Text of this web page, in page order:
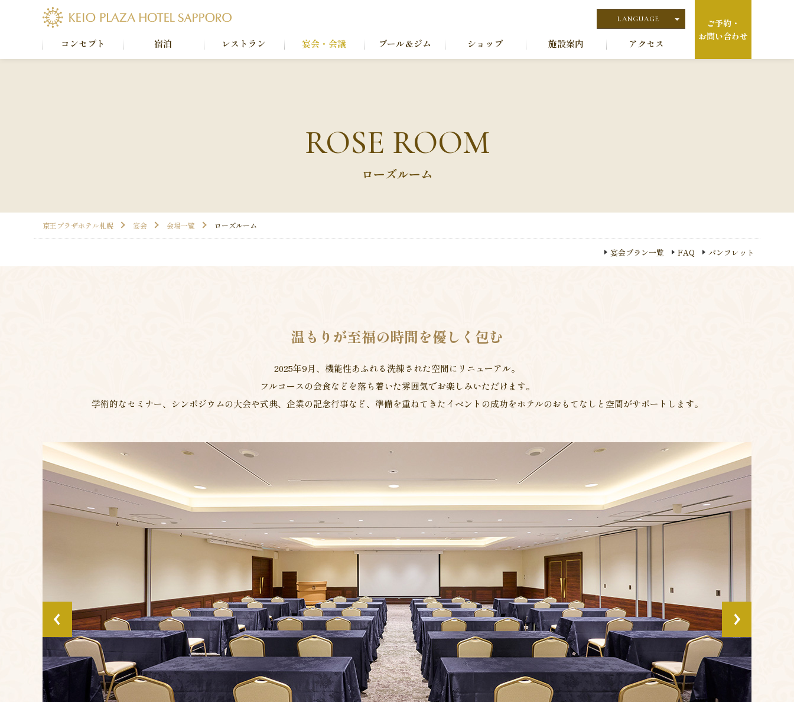
コンセプト 宿泊 レストラン 宴会・会議 プール＆ジム ショップ 施設案内 アクセス
LANGUAGE
English
ご予約・
お問い合わせ
ROSE ROOM
ローズルーム
京王プラザホテル札幌 宴会 会場一覧 ローズルーム
宴会プラン一覧 FAQ パンフレット
温もりが至福の時間を優しく包む
2025年9月、機能性あふれる洗練された空間にリニューアル。
フルコースの会食などを落ち着いた雰囲気でお楽しみいただけます。
学術的なセミナー、シンポジウムの大会や式典、企業の記念行事など、準備を重ねてきたイベントの成功をホテルのおもてなしと空間がサポートします。